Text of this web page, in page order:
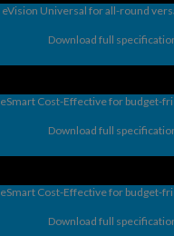
Download full
Download full
Download full